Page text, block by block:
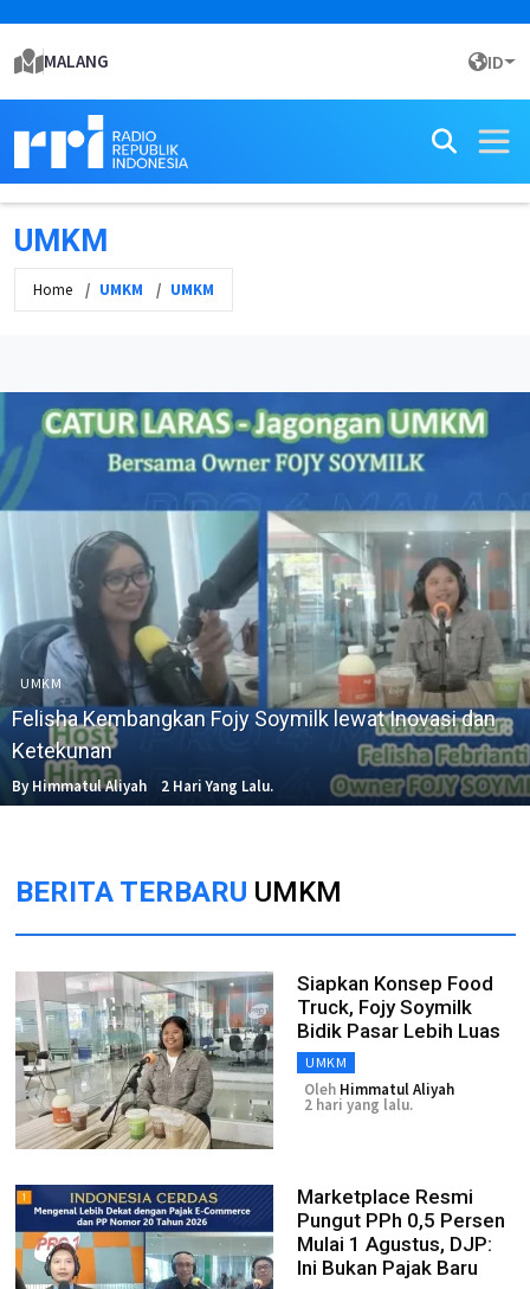
MALANG ID
UMKM
Home UMKM UMKM
UMKM
Felisha Kembangkan Fojy Soymilk lewat Inovasi dan
Ketekunan
By Himmatul Aliyah 2 Hari Yang Lalu.
BERITA TERBARU UMKM
Siapkan Konsep Food
Truck, Fojy Soymilk
Bidik Pasar Lebih Luas
UMKM
Oleh Himmatul Aliyah
2 hari yang lalu.
Marketplace Resmi
Pungut PPh 0,5 Persen
Mulai 1 Agustus, DJP:
Ini Bukan Pajak Baru